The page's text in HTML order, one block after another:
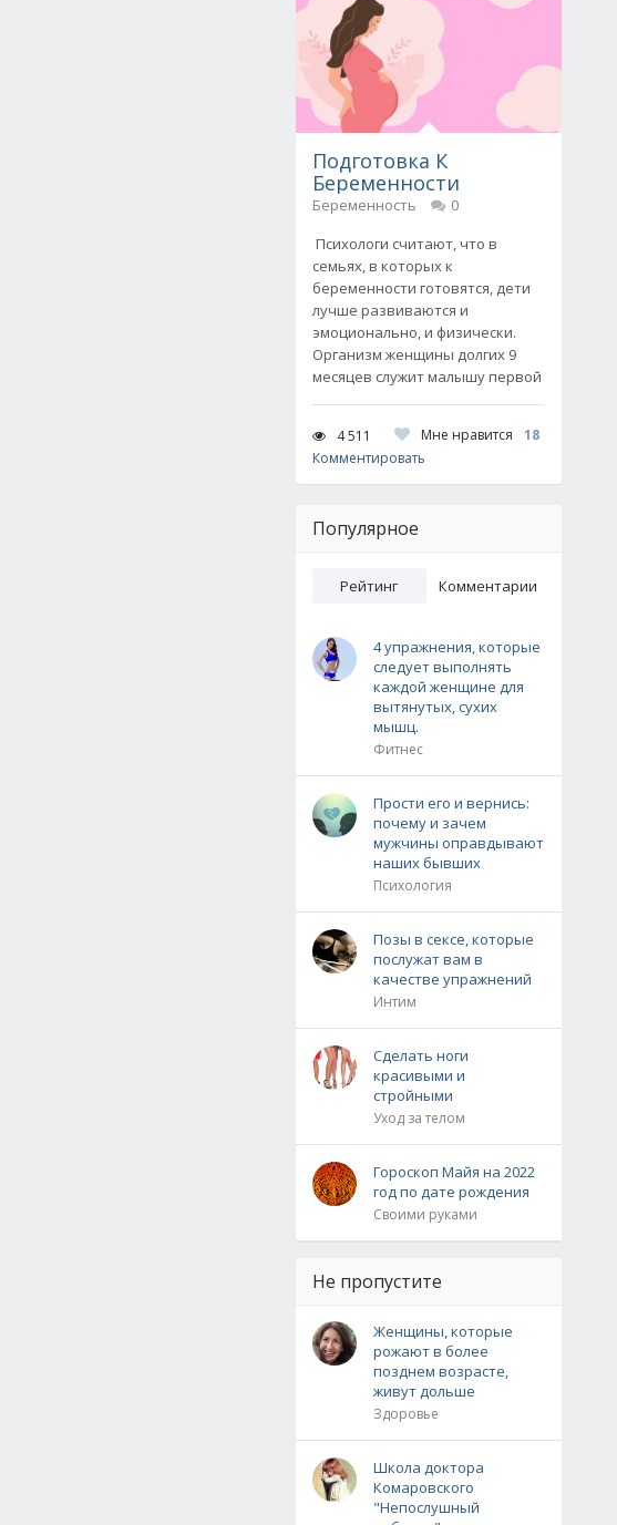
Подготовка К
Беременности
Беременность
0
Психологи считают, что в
семьях, в которых к
беременности готовятся, дети
лучше развиваются и
эмоционально, и физически.
Организм женщины долгих 9
месяцев служит малышу первой
4 511 Мне нравится
18
Комментировать
Популярное
Рейтинг Комментарии
4 упражнения, которые
следует выполнять
каждой женщине для
вытянутых, сухих
мышц.
Фитнес
Прости его и вернись:
почему и зачем
мужчины оправдывают
наших бывших
Психология
Позы в сексе, которые
послужат вам в
качестве упражнений
Интим
Сделать ноги
красивыми и
стройными
Уход за телом
Гороскоп Майя на 2022
год по дате рождения
Своими руками
Не пропустите
Женщины, которые
рожают в более
позднем возрасте,
живут дольше
Здоровье
Школа доктора
Комаровского
"Непослушный